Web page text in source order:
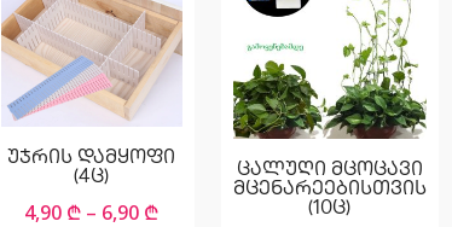
უჯრის დამყოფი
(4ც)
4,90 ₾ – 6,90 ₾
ცალუღი მცოცავი
მცენარეებისთვის
(10ც)